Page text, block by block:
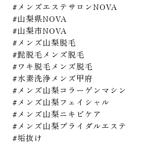
#メンズエステサロンNOVA
#山梨県NOVA
#山梨市NOVA
#メンズ山梨脱毛
#髭脱毛メンズ脱毛
#ワキ脱毛メンズ脱毛
#水素洗浄メンズ甲府
#メンズ山梨コラーゲンマシン
#メンズ山梨フェイシャル
#メンズ山梨ニキビケア
#メンズ山梨ブライダルエステ
#垢抜け